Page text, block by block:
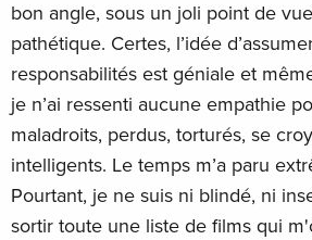
bon angle, sous un joli point de
pathétique. Certes, l’idée
responsabilités est géniale et
je n’ai ressenti aucune empathie
maladroits, perdus, torturés, se
intelligents. Le temps m’a paru
Pourtant, je ne suis ni blindé, ni
sortir toute une liste de films qui